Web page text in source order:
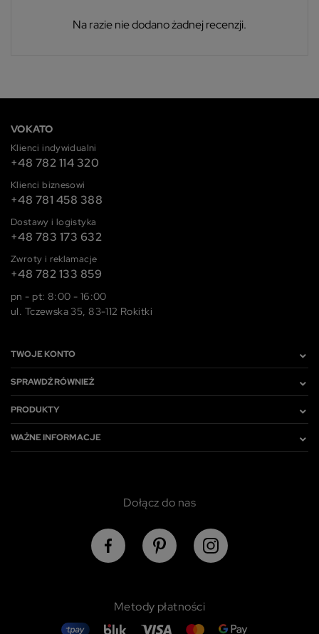
Na razie nie dodano żadnej recenzji.
VOKATO
Klienci indywidualni
+48 782 114 320
Klienci biznesowi
+48 781 458 388
Dostawy i logistyka
+48 783 173 632
Zwroty i reklamacje
+48 782 133 859
pn - pt: 8:00 - 16:00
ul. Tczewska 35, 83-112 Rokitki
TWOJE KONTO
SPRAWDŹ RÓWNIEŻ
PRODUKTY
WAŻNE INFORMACJE
Dołącz do nas
Metody płatności